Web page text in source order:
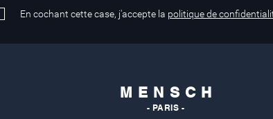
Mastercard, Visa
en
En cochant cette case, j'accepte la politique de
M E N S C H
- PARIS -